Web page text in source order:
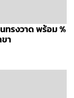
รงวาด พร้อม %
า